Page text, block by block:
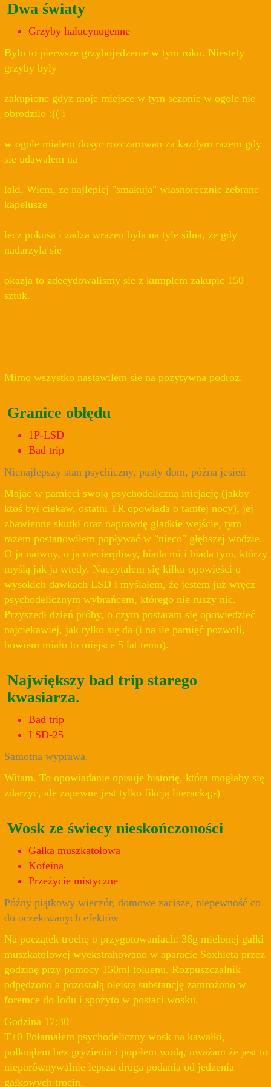
Dwa światy
Grzyby halucynogenne
Bylo to pierwsze grzybojedzenie w tym roku. Niestety
grzyby byly
zakupione gdyz moje miejsce w tym sezonie w ogole nie
obrodzilo :(( i
w ogole mialem dosyc rozczarowan za kazdym razem gdy
sie udawalem na
laki. Wiem, ze najlepiej "smakuja" wlasnorecznie zebrane
kapelusze
lecz pokusa i zadza wrazen byla na tyle silna, ze gdy
nadarzyla sie
okazja to zdecydowalismy sie z kumplem zakupic 150
sztuk.
Mimo wszystko nastawilem sie na pozytywna podroz.
Granice obłędu
1P-LSD
Bad trip
Nienajlepszy stan psychiczny, pusty dom, późna jesień
Mając w pamięci swoją psychodeliczną inicjację (jakby
ktoś był ciekaw, ostatni TR opowiada o tamtej nocy), jej
zbawienne skutki oraz naprawdę gładkie wejście, tym
razem postanowiłem popływać w "nieco" głębszej wodzie.
O ja naiwny, o ja niecierpliwy, biada mi i biada tym, którzy
myślą jak ja wtedy. Naczytałem się kilku opowieści o
wysokich dawkach LSD i myślałem, że jestem już wręcz
psychodelicznym wybrańcem, którego nie ruszy nic.
Przyszedł dzień próby, o czym postaram się opowiedzieć
najciekawiej, jak tylko się da (i na ile pamięć pozwoli,
bowiem miało to miejsce 5 lat temu).
Największy bad trip starego
kwasiarza.
Bad trip
LSD-25
Samotna wyprawa.
Witam. To opowiadanie opisuje historię, która mogłaby się
zdarzyć, ale zapewne jest tylko fikcją literacką;-)
Wosk ze świecy nieskończoności
Gałka muszkatołowa
Kofeina
Przeżycie mistyczne
Późny piątkowy wieczór, domowe zacisze, niepewność co
do oczekiwanych efektów
Na początek trochę o przygotowaniach: 36g mielonej gałki
muszkatołowej wyekstrahowano w aparacie Soxhleta przez
godzinę przy pomocy 150ml toluenu. Rozpuszczalnik
odpędzono a pozostałą oleistą substancję zamrożono w
foremce do lodu i spożyto w postaci wosku.
Godzina 17:30
T+0 Połamałem psychodeliczny wosk na kawałki,
połknąłem bez gryzienia i popiłem wodą, uważam że jest to
nieporównywalnie lepsza droga podania od jedzenia
gałkowych trocin.